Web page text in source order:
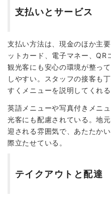
支払いとサービス
支払い方法は、現金のほか主
ットカード、電子マネー、QR
観光客にも安心の環境が整っ
しやすい。スタッフの接客も
すくメニューを説明してくれる
英語メニューや写真付きメニ
光客にも配慮されている。地
迎される雰囲気で、あたたか
際立たせている。
テイクアウトと配達